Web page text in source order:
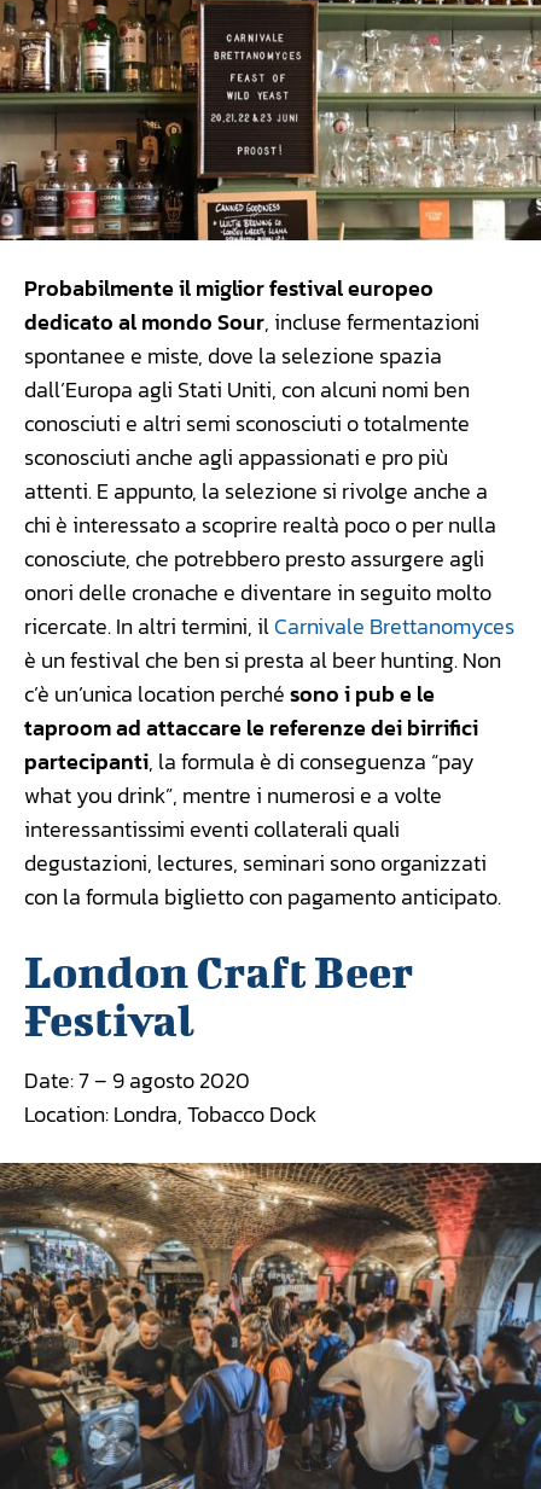
Probabilmente il miglior festival europeo
dedicato al mondo Sour, incluse fermentazioni
spontanee e miste, dove la selezione spazia
dall’Europa agli Stati Uniti, con alcuni nomi ben
conosciuti e altri semi sconosciuti o totalmente
sconosciuti anche agli appassionati e pro più
attenti. E appunto, la selezione si rivolge anche a
chi è interessato a scoprire realtà poco o per nulla
conosciute, che potrebbero presto assurgere agli
onori delle cronache e diventare in seguito molto
ricercate. In altri termini, ilCarnivale Brettanomyces
è un festival che ben si presta al beer hunting. Non
c’è un’unica location perchésono i pub e le
taproom ad attaccare le referenze dei birrifici
partecipanti, la formula è di conseguenza “pay
what you drink”, mentre i numerosi e a volte
interessantissimi eventi collaterali quali
degustazioni, lectures, seminari sono organizzati
con la formula biglietto con pagamento anticipato.
London Craft Beer
Festival
Date: 7 – 9 agosto 2020
Location: Londra, Tobacco Dock